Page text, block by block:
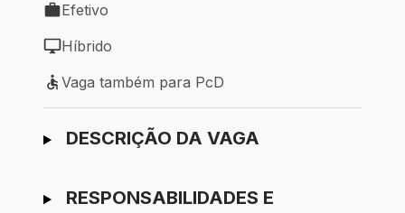
Tipo de vaga: Efetivo
Efetivo
Modelo de trabalho: Híbrido
Híbrido
Vaga também para PcD
Vaga também para PcD
Ir para candidatura
DESCRIÇÃO DA VAGA
RESPONSABILIDADES E